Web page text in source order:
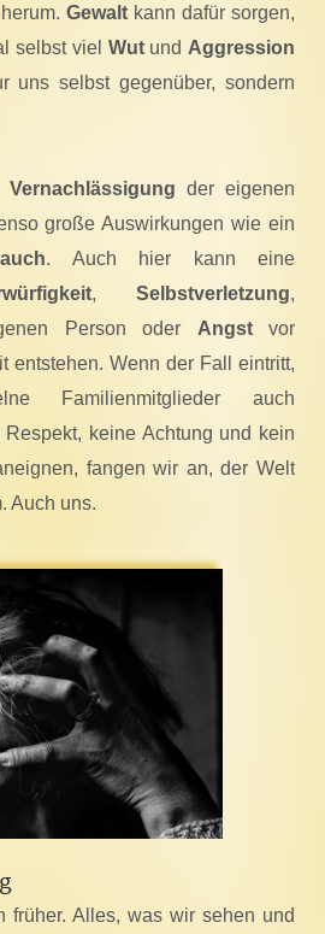
Gewalt kann dafür sorgen,
selbst viel Wutund Aggression
uns selbst gegenüber, sondern
Vernachlässigung der eigenen
große Auswirkungen wie ein
. Auch hier kann eine
, Selbstverletzung,
Person oder Angstvor
entstehen. Wenn der Fall eintritt,
Familienmitglieder auch
keine Achtung und kein
fangen wir an, der Welt
Auch uns.
früher. Alles, was wir sehen und